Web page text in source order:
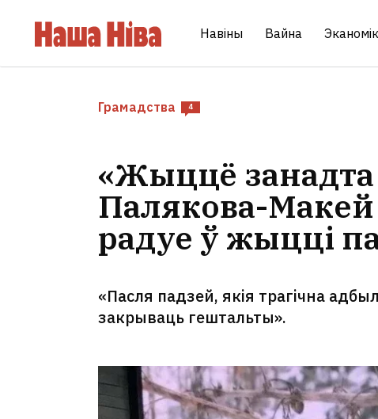
Навіны Вайна
Грамадства 4
«Жыццё занадта
Палякова-Макей
радуе ў жыцці
«Пасля падзей, якія трагічна
закрываць гештальты».